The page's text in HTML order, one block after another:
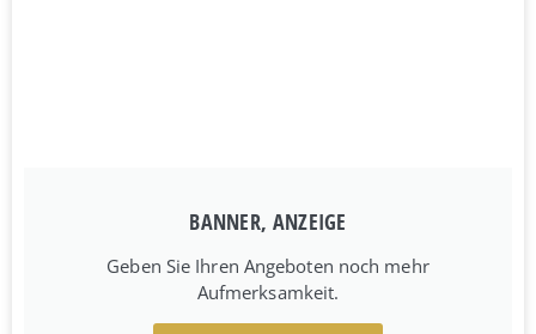
BANNER, ANZEIGE
Geben Sie Ihren Angeboten noch mehr
Aufmerksamkeit.